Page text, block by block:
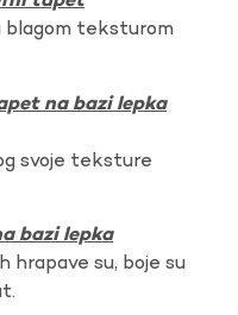
blagom teksturom
na bazi lepka
svoje teksture
bazi lepka
hrapave su, boje su